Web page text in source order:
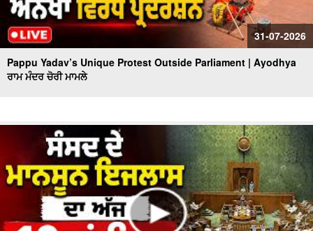
31-07-2026
Pappu Yadav’s Unique Protest Outside Parliament | Ayodhya
ਰਾਮ ਮੰਦਰ ਚੋਰੀ ਮਾਮਲੇ